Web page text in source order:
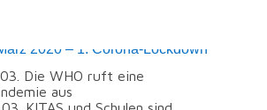
Die WHO ruft eine
aus